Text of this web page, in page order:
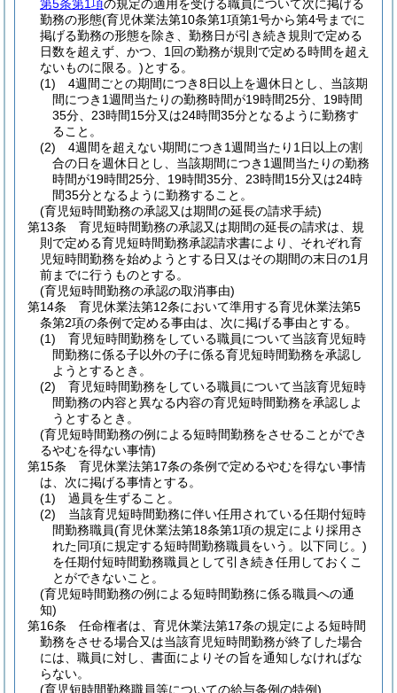
第5条第1項の規定の適用を受ける職員について次に掲げる
勤務の形態(育児休業法第10条第1項第1号から第4号までに
掲げる勤務の形態を除き、勤務日が引き続き規則で定める
日数を超えず、かつ、1回の勤務が規則で定める時間を超え
ないものに限る。)とする。
(1)
4週間ごとの期間につき8日以上を週休日とし、当該期
間につき1週間当たりの勤務時間が19時間25分、19時間
35分、23時間15分又は24時間35分となるように勤務す
ること。
(2)
4週間を超えない期間につき1週間当たり1日以上の割
合の日を週休日とし、当該期間につき1週間当たりの勤務
時間が19時間25分、19時間35分、23時間15分又は24時
間35分となるように勤務すること。
(育児短時間勤務の承認又は期間の延長の請求手続)
第13条
育児短時間勤務の承認又は期間の延長の請求は、規
則で定める育児短時間勤務承認請求書により、それぞれ育
児短時間勤務を始めようとする日又はその期間の末日の1月
前までに行うものとする。
(育児短時間勤務の承認の取消事由)
第14条
育児休業法第12条において準用する育児休業法第5
条第2項の条例で定める事由は、次に掲げる事由とする。
(1)
育児短時間勤務をしている職員について当該育児短時
間勤務に係る子以外の子に係る育児短時間勤務を承認し
ようとするとき。
(2)
育児短時間勤務をしている職員について当該育児短時
間勤務の内容と異なる内容の育児短時間勤務を承認しよ
うとするとき。
(育児短時間勤務の例による短時間勤務をさせることができ
るやむを得ない事情)
第15条
育児休業法第17条の条例で定めるやむを得ない事情
は、次に掲げる事情とする。
(1)
過員を生ずること。
(2)
当該育児短時間勤務に伴い任用されている任期付短時
間勤務職員(育児休業法第18条第1項の規定により採用さ
れた同項に規定する短時間勤務職員をいう。以下同じ。)
を任期付短時間勤務職員として引き続き任用しておくこ
とができないこと。
(育児短時間勤務の例による短時間勤務に係る職員への通
知)
第16条
任命権者は、育児休業法第17条の規定による短時間
勤務をさせる場合又は当該育児短時間勤務が終了した場合
には、職員に対し、書面によりその旨を通知しなければな
らない。
(育児短時間勤務職員等についての給与条例の特例)